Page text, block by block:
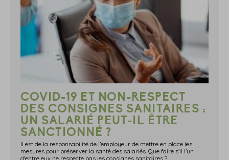
COVID-19 ET NON-RESPECT
DES CONSIGNES SANITAIRES :
UN SALARIÉ PEUT-IL ÊTRE
SANCTIONNÉ ?
Il est de la responsabilité de l’employeur de mettre en place les
mesures pour préserver la santé des salariés. Que faire s'il l'un
d'entre eux ne respecte pas les consignes sanitaires ?